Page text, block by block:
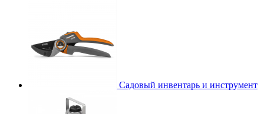
Садовый инвентарь и инструмент